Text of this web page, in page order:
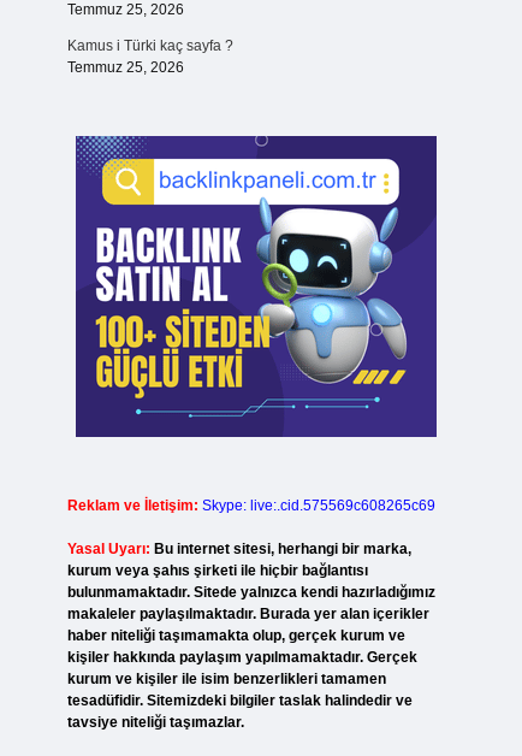
Temmuz 25, 2026
Kamus i Türki kaç sayfa ?
Temmuz 25, 2026
Reklam ve İletişim: Skype: live:.cid.575569c608265c69
Yasal Uyarı: Bu internet sitesi, herhangi bir marka,
kurum veya şahıs şirketi ile hiçbir bağlantısı
bulunmamaktadır. Sitede yalnızca kendi hazırladığımız
makaleler paylaşılmaktadır. Burada yer alan içerikler
haber niteliği taşımamakta olup, gerçek kurum ve
kişiler hakkında paylaşım yapılmamaktadır. Gerçek
kurum ve kişiler ile isim benzerlikleri tamamen
tesadüfidir. Sitemizdeki bilgiler taslak halindedir ve
tavsiye niteliği taşımazlar.